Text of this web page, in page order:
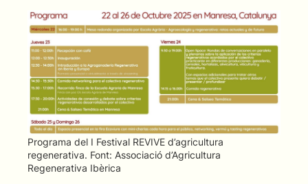
Programa del I Festival REVIVE d’agricultura
regenerativa. Font: Associació d’Agricultura
Regenerativa Ibèrica